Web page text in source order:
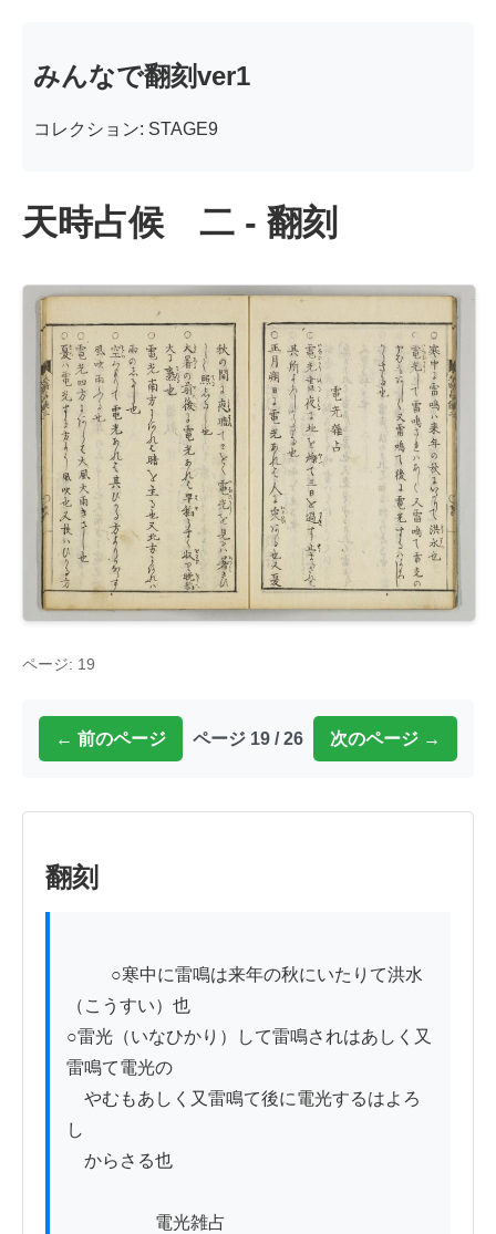
みんなで翻刻ver1
コレクション: STAGE9
天時占候 二 - 翻刻
ページ: 19
← 前のページ ページ 19 / 26 次のページ →
翻刻
（こうすい）也
○雷光（いなひかり）して雷鳴されはあしく又
雷鳴て電光の
やむもあしく又雷鳴て後に電光するはよろ
し
からさる也
電光雑占